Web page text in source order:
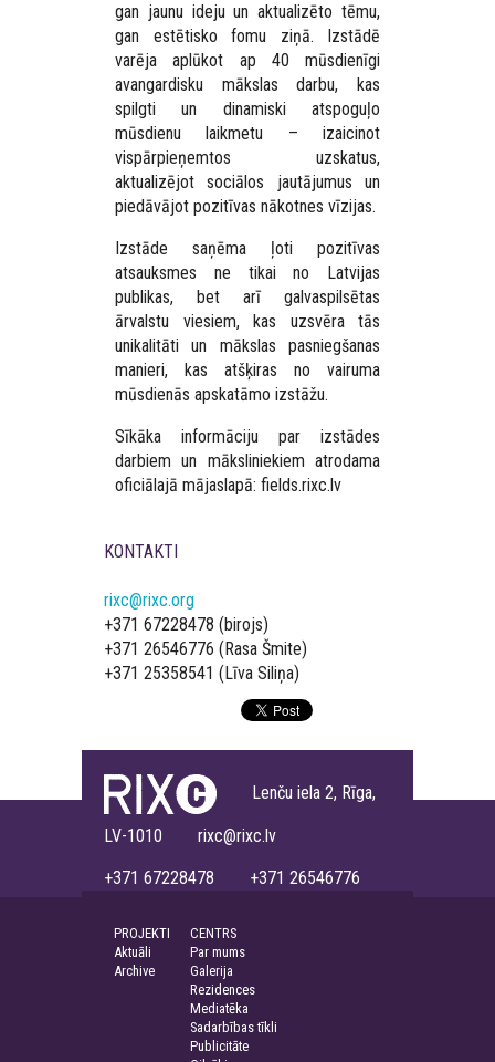
gan jaunu ideju un aktualizēto tēmu,
gan estētisko fomu ziņā. Izstādē
varēja aplūkot ap 40 mūsdienīgi
avangardisku mākslas darbu, kas
spilgti un dinamiski atspoguļo
mūsdienu laikmetu – izaicinot
vispārpieņemtos uzskatus,
aktualizējot sociālos jautājumus un
piedāvājot pozitīvas nākotnes vīzijas.
Izstāde saņēma ļoti pozitīvas
atsauksmes ne tikai no Latvijas
publikas, bet arī galvaspilsētas
ārvalstu viesiem, kas uzsvēra tās
unikalitāti un mākslas pasniegšanas
manieri, kas atšķiras no vairuma
mūsdienās apskatāmo izstāžu.
Sīkāka informāciju par izstādes
darbiem un māksliniekiem atrodama
oficiālajā mājaslapā: fields.rixc.lv
KONTAKTI
rixc@rixc.org
+371 67228478 (birojs)
+371 26546776 (Rasa Šmite)
+371 25358541 (Līva Siliņa)
Lenču iela 2, Rīga,
LV-1010 rixc@rixc.lv
+371 67228478 +371 26546776
PROJEKTI
Aktuāli
Archive
CENTRS
Par mums
Galerija
Rezidences
Mediatēka
Sadarbības tīkli
Publicitāte